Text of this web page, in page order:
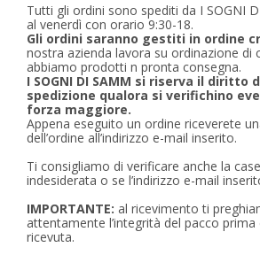
Tutti gli ordini sono spediti da I SOGNI
al venerdì con orario 9:30-18.
Gli ordini saranno gestiti in ordine
nostra azienda lavora su ordinazione di
abbiamo prodotti n pronta consegna.
I SOGNI DI SAMM si riserva il diritto
spedizione qualora si verifichino
forza maggiore.
Appena eseguito un ordine riceverete
dell’ordine all’indirizzo e-mail inserito.
Ti consigliamo di verificare anche la
indesiderata o se l’indirizzo e-mail
IMPORTANTE: al ricevimento ti
attentamente l’integrità del pacco
ricevuta.